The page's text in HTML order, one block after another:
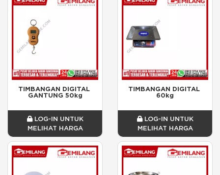
TIMBANGAN DIGITAL
GANTUNG 50kg
LOG-IN UNTUK
MELIHAT HARGA
TIMBANGAN DIGITAL
60kg
LOG-IN UNTUK
MELIHAT HARGA